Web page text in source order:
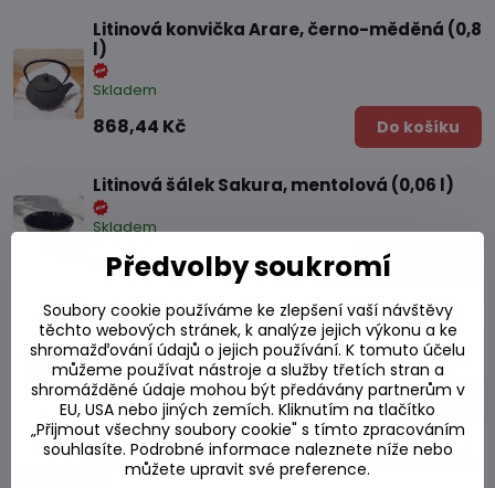
Litinová konvička Arare, černo-měděná (0,8
l)
Skladem
868,44 Kč Do košíku
Litinová šálek Sakura, mentolová (0,06 l)
Skladem
121,47 Kč Do košíku
Litinová šálek Itome, petrolejová (0,12 l)
Skladem
130,84 Kč Do košíku
Litinová šálek Arare, černo-měděná (0,12 l)
Předvolby soukromí
Soubory cookie používáme ke zlepšení vaší návštěvy
těchto webových stránek, k analýze jejich výkonu a ke
shromažďování údajů o jejich používání. K tomuto účelu
můžeme používat nástroje a služby třetích stran a
shromážděné údaje mohou být předávány partnerům v
EU, USA nebo jiných zemích. Kliknutím na tlačítko
„Přijmout všechny soubory cookie" s tímto zpracováním
souhlasíte. Podrobné informace naleznete níže nebo
můžete upravit své preference.